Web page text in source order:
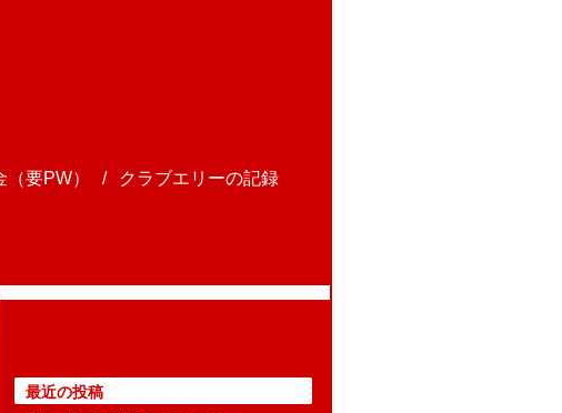
要PW）
クラブエリーの記録
最近の投稿